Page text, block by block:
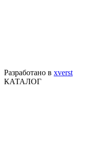
Разработано в xverst
КАТАЛОГ